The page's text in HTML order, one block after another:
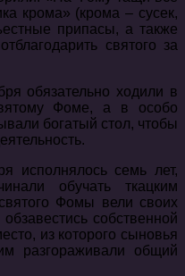
крома» (крома – сусек,
припасы, а также
святого за
обязательно ходили в
Фоме, а в особо
богатый стол, чтобы
исполнялось семь лет,
обучать ткацким
Фомы вели своих
собственной
из которого сыновья
разгораживали общий